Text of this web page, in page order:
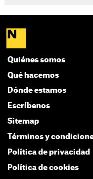
Quiénes somos
Qué hacemos
Dónde estamos
Escríbenos
Sitemap
Términos y
Política de privacidad
Política de cookies